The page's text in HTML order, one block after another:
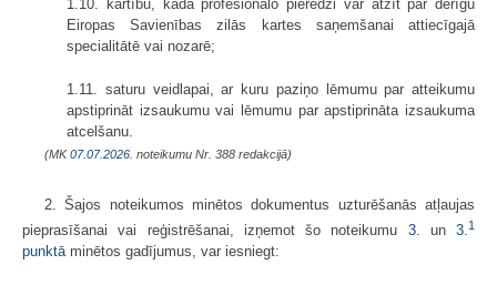
1.10. kārtību, kādā profesionālo pieredzi var atzīt par derīgu
Eiropas Savienības zilās kartes saņemšanai attiecīgajā
specialitātē vai nozarē;
1.11. saturu veidlapai, ar kuru paziņo lēmumu par atteikumu
apstiprināt izsaukumu vai lēmumu par apstiprināta izsaukuma
atcelšanu.
(MK07.07.2026. noteikumu Nr. 388 redakcijā)
2. Šajos noteikumos minētos dokumentus uzturēšanās atļaujas
pieprasīšanai vai reģistrēšanai, izņemot šo noteikumu 3. un 3.1
punktāminētos gadījumus, var iesniegt: